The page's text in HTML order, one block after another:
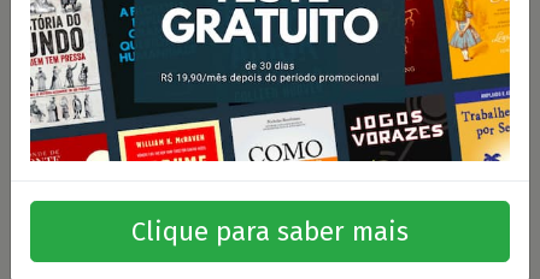
Clique para saber mais